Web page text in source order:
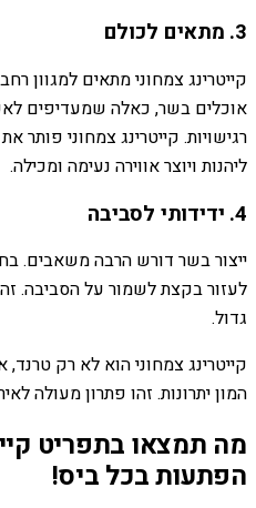
3. מתאים לכולם
קייטרינג צמחוני מתאים למגוון
אוכלים בשר, כאלה שמעדיפים
רגישויות. קייטרינג צמחוני
ליהנות ויוצר אווירה נעימה ומכילה.
4. ידידותי לסביבה
ייצור בשר דורש הרבה משאבים.
לעזור בקצת לשמור על הסביבה.
גדול.
קייטרינג צמחוני הוא לא רק
המון יתרונות. זהו פתרון מעולה
מה תמצאו בתפריט
הפתעות בכל ביס!